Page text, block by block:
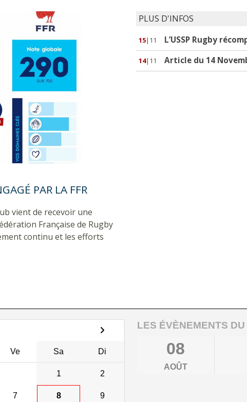
PAR LA FFR
vient de recevoir une
Française de Rugby
continu et les efforts
PLUS D'INFOS
15|11 L’USSP Rugby
14|11 Article du 14
Ve Sa Di
1 2
7 8 9
LES ÉVÈNEMENTS
08
AOÛT